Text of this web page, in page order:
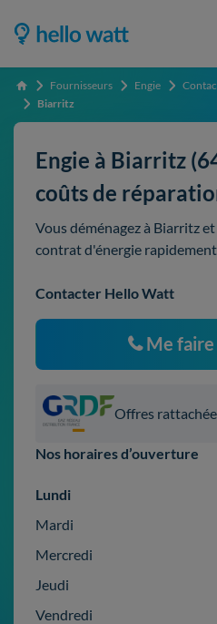
Accueil Fournisseurs Engie
Biarritz
Engie à Biarritz
coûts de
Vous déménagez à Biarritz
contrat d'énergie rapidement
Contacter Hello Watt
Me
Offres
Nos horaires d’ouverture
Lundi
Mardi
Mercredi
Jeudi
Vendredi